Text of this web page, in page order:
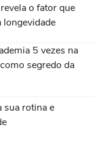
o fator que
longevidade
5 vezes na
segredo da
sua rotina e